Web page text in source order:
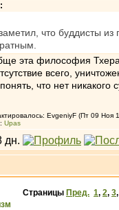
:
что буддисты из
эта философия
всего,
что нет никакого
EvgeniyF (Пт 09 Ноя
Upas
Страницы Пред. 1, 2, 3